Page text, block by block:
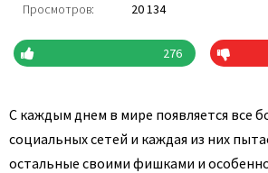
Просмотров: 20 134
276
С каждым днем в мире появляется все
социальных сетей и каждая из них
остальные своими фишками и